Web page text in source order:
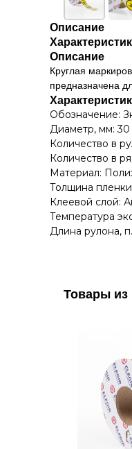
Описание
Описание
Круглая
предназначена
Обозначение:
Диаметр, мм: 30
Количество в
Количество в
Материал:
Толщина
Клеевой слой:
Температура
Длина рулона,
Товары из